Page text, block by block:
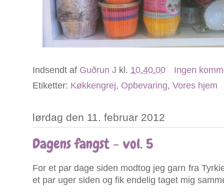
Indsendt af Guðrun J kl. 10.40.00
Ingen
Etiketter: Køkkengrej, Opbevaring, Vores hjem
lørdag den 11. februar 2012
Dagens fangst - vol. 5
For et par dage siden modtog jeg garn fra
et par uger siden og fik endelig taget mig